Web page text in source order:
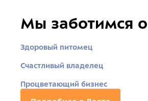
Мы заботимся о
Здоровый питомец
Счастливый владелец
Процветающий бизнес